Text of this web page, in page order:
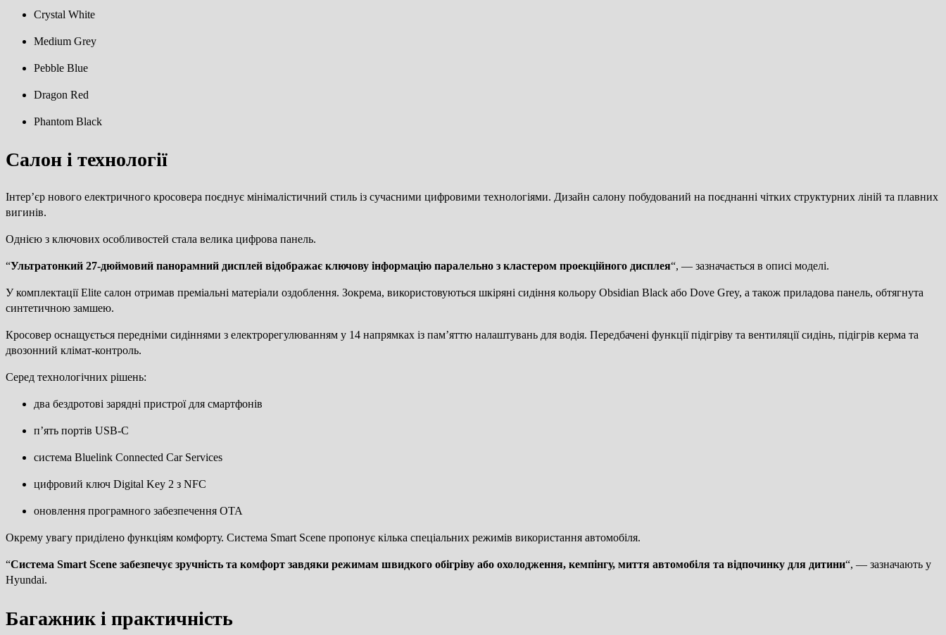
Crystal White
Medium Grey
Pebble Blue
Dragon Red
Phantom Black
Салон і технології
Інтер’єр нового електричного кросовера поєднує мінімалістичний стиль із сучасними цифровими технологіями. Дизайн салону побудований на поєднанні чітких структурних ліній та плавних
вигинів.
Однією з ключових особливостей стала велика цифрова панель.
“Ультратонкий 27-дюймовий панорамний дисплей відображає ключову інформацію паралельно з кластером проекційного дисплея“, — зазначається в описі моделі.
У комплектації Elite салон отримав преміальні матеріали оздоблення. Зокрема, використовуються шкіряні сидіння кольору Obsidian Black або Dove Grey, а також приладова панель, обтягнута
синтетичною замшею.
Кросовер оснащується передніми сидіннями з електрорегулюванням у 14 напрямках із пам’яттю налаштувань для водія. Передбачені функції підігріву та вентиляції сидінь, підігрів керма та
двозонний клімат-контроль.
Серед технологічних рішень:
два бездротові зарядні пристрої для смартфонів
п’ять портів USB-C
система Bluelink Connected Car Services
цифровий ключ Digital Key 2 з NFC
оновлення програмного забезпечення OTA
Окрему увагу приділено функціям комфорту. Система Smart Scene пропонує кілька спеціальних режимів використання автомобіля.
“Система Smart Scene забезпечує зручність та комфорт завдяки режимам швидкого обігріву або охолодження, кемпінгу, миття автомобіля та відпочинку для дитини“, — зазначають у
Hyundai.
Багажник і практичність